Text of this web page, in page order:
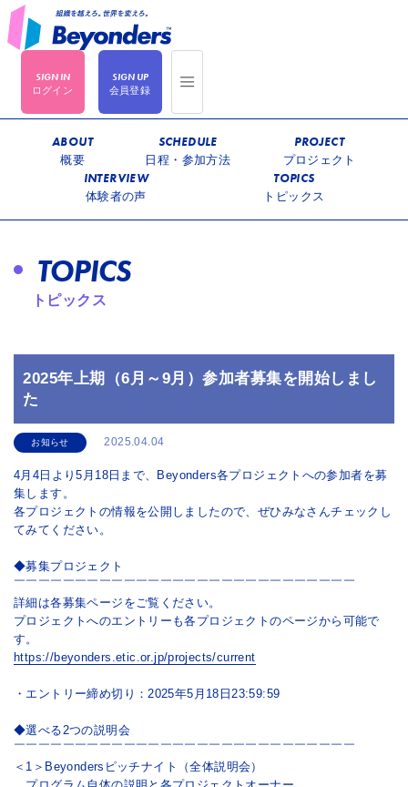
ログイン 会員登録
ABOUT
概要
SCHEDULE
日程・参加方法
PROJECT
プロジェクト
INTERVIEW
体験者の声
TOPICS
トピックス
TOPICS
トピックス
2025年上期（6月～9月）参加者募集を開始しまし
た
お知らせ 2025.04.04
4月4日より5月18日まで、Beyonders各プロジェクトへの参加者を募
集します。
各プロジェクトの情報を公開しましたので、ぜひみなさんチェックし
てみてください。
◆募集プロジェクト
￣￣￣￣￣￣￣￣￣￣￣￣￣￣￣￣￣￣￣￣￣￣￣￣￣￣￣￣
詳細は各募集ページをご覧ください。
プロジェクトへのエントリーも各プロジェクトのページから可能で
す。
https://beyonders.etic.or.jp/projects/current
・エントリー締め切り：2025年5月18日23:59:59
◆選べる2つの説明会
￣￣￣￣￣￣￣￣￣￣￣￣￣￣￣￣￣￣￣￣￣￣￣￣￣￣￣￣
＜1＞Beyondersピッチナイト（全体説明会）